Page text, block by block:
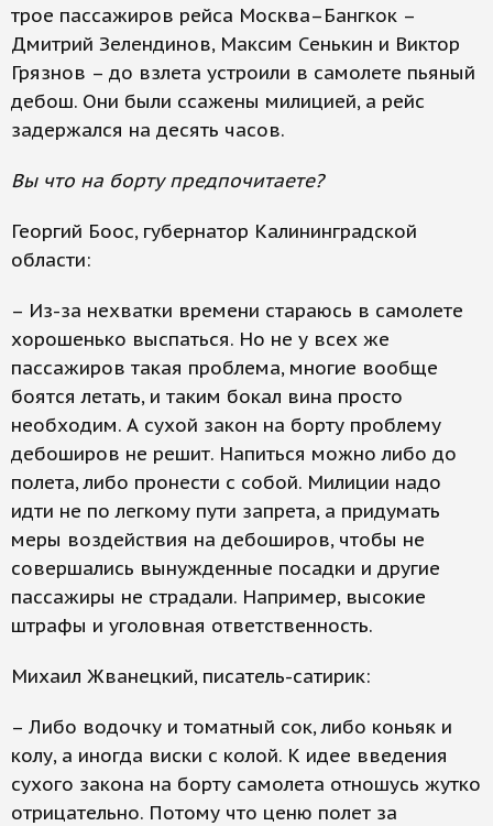
трое пассажиров рейса Москва–Бангкок –
Дмитрий Зелендинов, Максим Сенькин и Виктор
Грязнов – до взлета устроили в самолете пьяный
дебош. Они были ссажены милицией, а рейс
задержался на десять часов.
Вы что на борту предпочитаете?
Георгий Боос, губернатор Калининградской
области:
– Из-за нехватки времени стараюсь в самолете
хорошенько выспаться. Но не у всех же
пассажиров такая проблема, многие вообще
боятся летать, и таким бокал вина просто
необходим. А сухой закон на борту проблему
дебоширов не решит. Напиться можно либо до
полета, либо пронести с собой. Милиции надо
идти не по легкому пути запрета, а придумать
меры воздействия на дебоширов, чтобы не
совершались вынужденные посадки и другие
пассажиры не страдали. Например, высокие
штрафы и уголовная ответственность.
Михаил Жванецкий, писатель-сатирик:
– Либо водочку и томатный сок, либо коньяк и
колу, а иногда виски с колой. К идее введения
сухого закона на борту самолета отношусь жутко
отрицательно. Потому что ценю полет за